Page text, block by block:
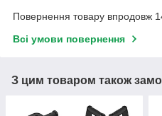
Повернення товару впродовж
Всі умови повернення
З цим товаром також